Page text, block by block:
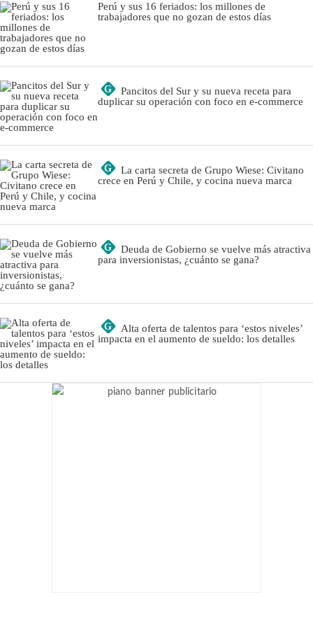
Perú y sus 16 feriados: los millones de
trabajadores que no gozan de estos días
G
Pancitos del Sur y su nueva receta para
duplicar su operación con foco en e-commerce
G
La carta secreta de Grupo Wiese: Civitano
crece en Perú y Chile, y cocina nueva marca
G
Deuda de Gobierno se vuelve más atractiva
para inversionistas, ¿cuánto se gana?
G
Alta oferta de talentos para ‘estos niveles’
impacta en el aumento de sueldo: los detalles